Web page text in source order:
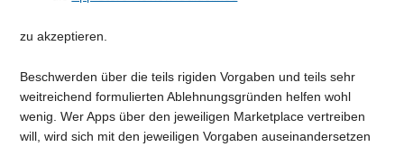
zu akzeptieren.
Beschwerden über die teils rigiden Vorgaben und teils sehr
weitreichend formulierten Ablehnungsgründen helfen wohl
wenig. Wer Apps über den jeweiligen Marketplace vertreiben
will, wird sich mit den jeweiligen Vorgaben auseinandersetzen